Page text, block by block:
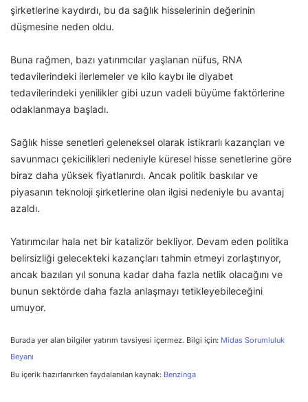
şirketlerine kaydırdı, bu da sağlık hisselerinin değerinin
düşmesine neden oldu.
Buna rağmen, bazı yatırımcılar yaşlanan nüfus, RNA
tedavilerindeki ilerlemeler ve kilo kaybı ile diyabet
tedavilerindeki yenilikler gibi uzun vadeli büyüme faktörlerine
odaklanmaya başladı.
Sağlık hisse senetleri geleneksel olarak istikrarlı kazançları ve
savunmacı çekicilikleri nedeniyle küresel hisse senetlerine göre
biraz daha yüksek fiyatlanırdı. Ancak politik baskılar ve
piyasanın teknoloji şirketlerine olan ilgisi nedeniyle bu avantaj
azaldı.
Yatırımcılar hala net bir katalizör bekliyor. Devam eden politika
belirsizliği gelecekteki kazançları tahmin etmeyi zorlaştırıyor,
ancak bazıları yıl sonuna kadar daha fazla netlik olacağını ve
bunun sektörde daha fazla anlaşmayı tetikleyebileceğini
umuyor.
Burada yer alan bilgiler yatırım tavsiyesi içermez. Bilgi için: Midas Sorumluluk
Beyanı
Bu içerik hazırlanırken faydalanılan kaynak: Benzinga